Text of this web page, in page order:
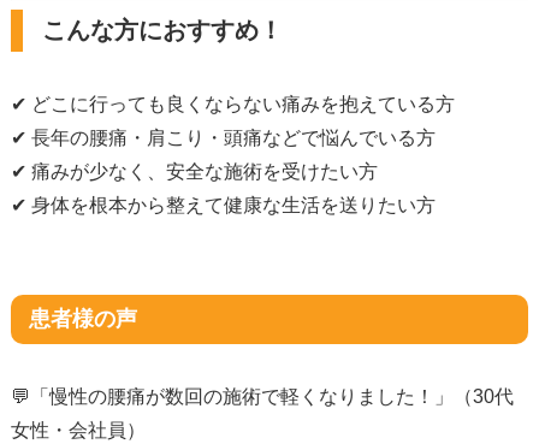
こんな方におすすめ！
✔ どこに行っても良くならない痛みを抱えている方
✔ 長年の腰痛・肩こり・頭痛などで悩んでいる方
✔ 痛みが少なく、安全な施術を受けたい方
✔ 身体を根本から整えて健康な生活を送りたい方
患者様の声
💬「慢性の腰痛が数回の施術で軽くなりました！」（30代
女性・会社員）